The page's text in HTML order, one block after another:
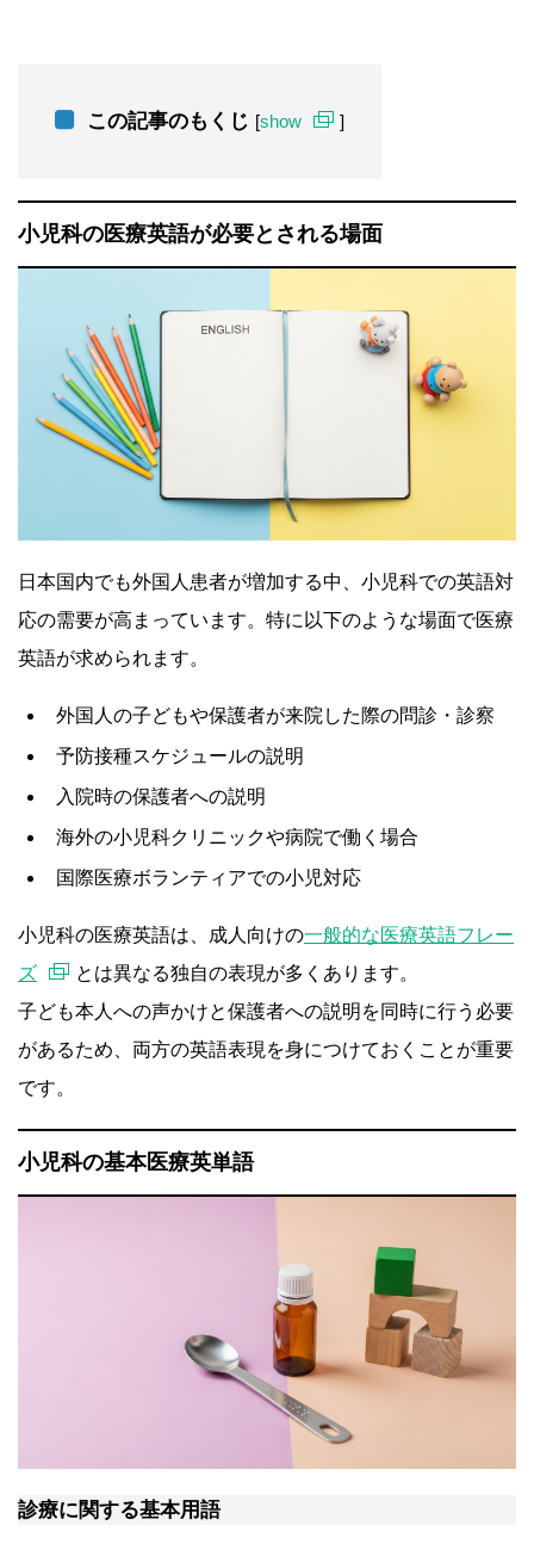
この記事のもくじ [show ]
小児科の医療英語が必要とされる場面
日本国内でも外国人患者が増加する中、小児科での英語対
応の需要が高まっています。特に以下のような場面で医療
英語が求められます。
外国人の子どもや保護者が来院した際の問診・診察
予防接種スケジュールの説明
入院時の保護者への説明
海外の小児科クリニックや病院で働く場合
国際医療ボランティアでの小児対応
小児科の医療英語は、成人向けの一般的な医療英語フレー
ズ
とは異なる独自の表現が多くあります。
子ども本人への声かけと保護者への説明を同時に行う必要
があるため、両方の英語表現を身につけておくことが重要
です。
小児科の基本医療英単語
診療に関する基本用語